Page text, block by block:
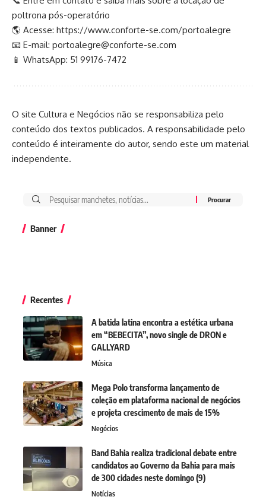
poltrona pós-operatório
🌎 Acesse: https://www.conforte-se.com/portoalegre
📧 E-mail: portoalegre@conforte-se.com
📱 WhatsApp: 51 99176-7472
O site Cultura e Negócios não se responsabiliza pelo
conteúdo dos textos publicados. A responsabilidade pelo
conteúdo é inteiramente do autor, sendo este um material
independente.
Banner
Recentes
A batida latina encontra a estética urbana
em “BEBECITA”, novo single de DRON e
GALLYARD
Música
Mega Polo transforma lançamento de
coleção em plataforma nacional de negócios
e projeta crescimento de mais de 15%
Negócios
Band Bahia realiza tradicional debate entre
candidatos ao Governo da Bahia para mais
de 300 cidades neste domingo (9)
Notícias